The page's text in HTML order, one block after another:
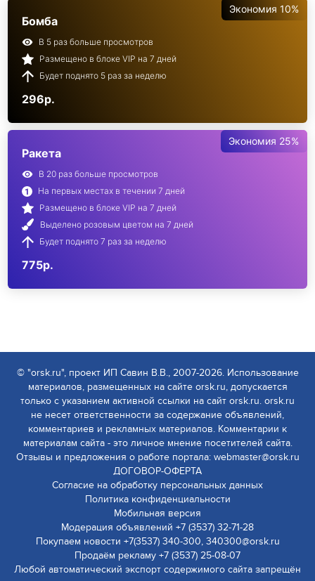
Экономия 10%
Бомба
В 5 раз больше просмотров
Размещено в блоке VIP на 7 дней
Будет поднято 5 раз за неделю
296р.
Экономия 25%
Ракета
В 20 раз больше просмотров
На первых местах в течении 7 дней
Размещено в блоке VIP на 7 дней
Выделено розовым цветом на 7 дней
Будет поднято 7 раз за неделю
775р.
© "orsk.ru", проект ИП Савин В.В., 2007-2026. Использование
материалов, размещенных на сайте orsk.ru, допускается
только с указанием активной ссылки на сайт orsk.ru. orsk.ru
не несет ответственности за содержание объявлений,
комментариев и рекламных материалов. Комментарии к
материалам сайта - это личное мнение посетителей сайта.
Отзывы и предложения о работе портала: webmaster@orsk.ru
ДОГОВОР-ОФЕРТА
Согласие на обработку персональных данных
Политика конфиденциальности
Мобильная версия
Модерация объявлений +7 (3537) 32-71-28
Покупаем новости +7(3537) 340-300, 340300@orsk.ru
Продаём рекламу +7 (3537) 25-08-07
Любой автоматический экспорт содержимого сайта запрещён